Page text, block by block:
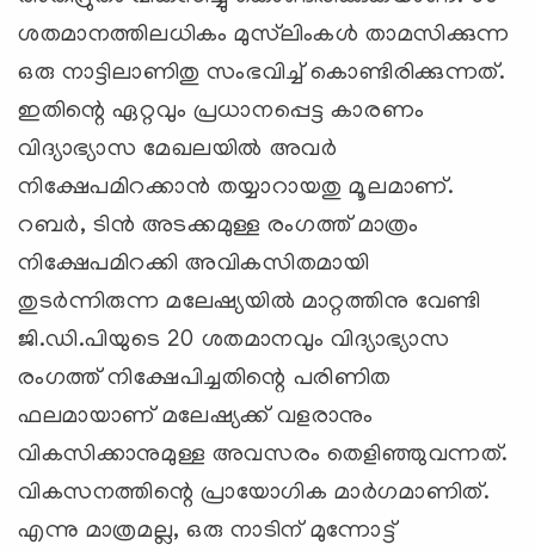
ശതമാനത്തിലധികം മുസ്‌ലിംകള്‍ താമസിക്കുന്ന
ഒരു നാട്ടിലാണിതു സംഭവിച്ച് കൊണ്ടിരിക്കുന്നത്.
ഇതിന്റെ ഏറ്റവും പ്രധാനപ്പെട്ട കാരണം
വിദ്യാഭ്യാസ മേഖലയില്‍ അവര്‍
നിക്ഷേപമിറക്കാന്‍ തയ്യാറായതു മൂലമാണ്.
റബര്‍, ടിന്‍ അടക്കമുള്ള രംഗത്ത് മാത്രം
നിക്ഷേപമിറക്കി അവികസിതമായി
തുടര്‍ന്നിരുന്ന മലേഷ്യയില്‍ മാറ്റത്തിനു വേണ്ടി
ജി.ഡി.പിയുടെ 20 ശതമാനവും വിദ്യാഭ്യാസ
രംഗത്ത് നിക്ഷേപിച്ചതിന്റെ പരിണിത
ഫലമായാണ് മലേഷ്യക്ക് വളരാനും
വികസിക്കാനുമുള്ള അവസരം തെളിഞ്ഞുവന്നത്.
വികസനത്തിന്റെ പ്രായോഗിക മാര്‍ഗമാണിത്.
എന്നു മാത്രമല്ല, ഒരു നാടിന് മുന്നോട്ട്